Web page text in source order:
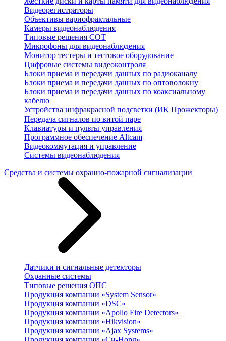
Видеорегистраторы
Объективы вариофрактальные
Камеры видеонаблюдения
Типовые решения СОТ
Микрофоны для видеонаблюдения
Монитор тестеры и тестовое оборудование
Цифровые системы видеоконтроля
Блоки приема и передачи данных по радиоканалу
Блоки приема и передачи данных по оптоволокну
Блоки приема и передачи данных по коаксиальному
кабелю
Устройства инфракрасной подсветки (ИК Прожекторы)
Передача сигналов по витой паре
Клавиатуры и пульты управления
Программное обеспечение Altcam
Видеокоммутация и управление
Системы видеонаблюдения
Средства и системы охранно-пожарной сигнализации
Датчики и сигнальные детекторы
Охранные системы
Типовые решения ОПС
Продукция компании «System Sensor»
Продукция компании «DSC»
Продукция компании «Apollo Fire Detectors»
Продукция компании «Hikvision»
Продукция компании «Ajax Systems»